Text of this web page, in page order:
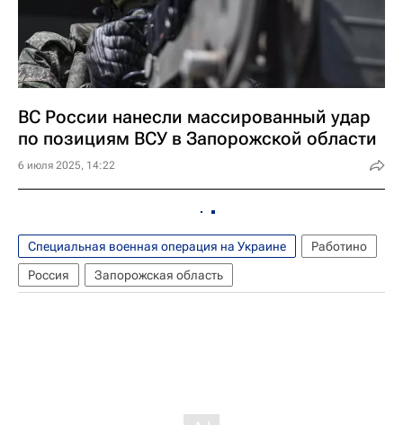
ВС России нанесли массированный удар
по позициям ВСУ в Запорожской области
6 июля 2025, 14:22
Специальная военная операция на Украине
Работино
Россия
Запорожская область